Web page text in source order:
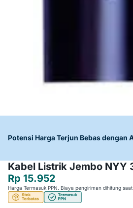
Potensi Harga Terjun Bebas dengan
Kabel Listrik Jembo NYY
Rp 15.952
Harga Termasuk PPN. Biaya pengiriman dihitung